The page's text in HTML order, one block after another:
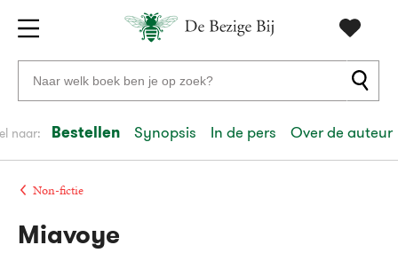
Gratis
verzending
vanaf
20
euro
Voor
23:59
volgendein
Veilig
Zoeken
naar
auteurs
en
uitgevers
naar: Bestellen Synopsis In de pers Over de auteur
Non-fictie
Miavoye